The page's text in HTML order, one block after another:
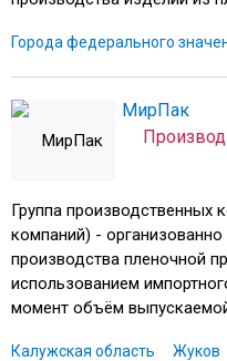
Города федерального
МирПак
Группа производственных
компаний) - организованно
производства пленочной
использованием
момент объём
Калужская область Жуков